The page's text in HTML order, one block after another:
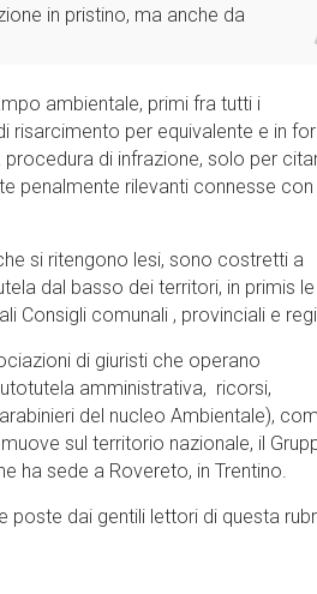
in pristino, ma anche da
ambientale, primi fra tutti i
risarcimento per equivalente e in
di infrazione, solo per
penalmente rilevanti connesse con
si ritengono lesi, sono costretti a
dal basso dei territori, in primis le
Consigli comunali , provinciali e
di giuristi che operano
amministrativa, ricorsi,
del nucleo Ambientale),
sul territorio nazionale, il
ha sede a Rovereto, in Trentino.
poste dai gentili lettori di questa